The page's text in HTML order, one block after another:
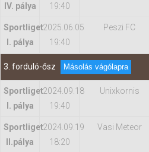
IV. pálya
19:40
Sportliget
I. pálya
2025.06.05
19:40
Peszi FC
3. forduló-ősz Másolás vágólapra
Sportliget
I. pálya
2024.09.18
19:40
Unixkornis
Sportliget
II.pálya
2024.09.19
18:20
Vasi Meteor